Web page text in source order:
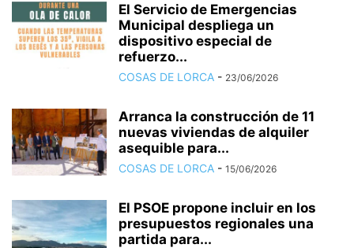
El Servicio de Emergencias
Municipal despliega un
dispositivo especial de
refuerzo...
COSAS DE LORCA - 23/06/2026
Arranca la construcción de 11
nuevas viviendas de alquiler
asequible para...
COSAS DE LORCA - 15/06/2026
El PSOE propone incluir en los
presupuestos regionales una
partida para...